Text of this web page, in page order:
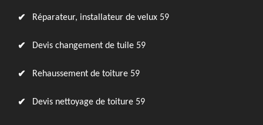
Réparateur, installateur de velux 59
Devis changement de tuile 59
Rehaussement de toiture 59
Devis nettoyage de toiture 59